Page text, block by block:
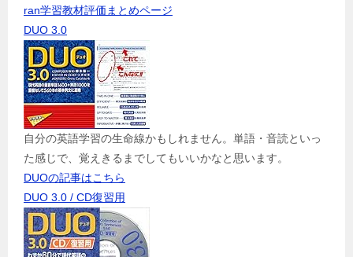
ran学習教材評価まとめページ
DUO 3.0
自分の英語学習の生命線かもしれません。単語・音読といっ
た感じで、覚えきるまでしてもいいかなと思います。
DUOの記事はこちら
DUO 3.0 / CD復習用